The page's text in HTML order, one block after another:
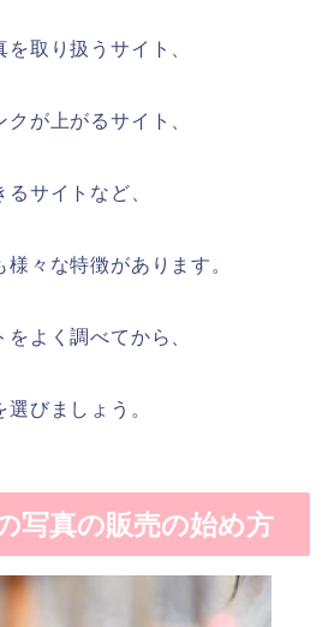
取り扱うサイト、
が上がるサイト、
サイトなど、
々な特徴があります。
よく調べてから、
びましょう。
写真の販売の始め方